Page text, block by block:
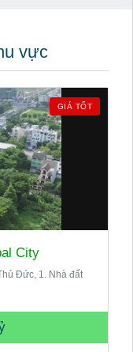
vực
GIÁ TỐT
City
Đức, 1. Nhà đất